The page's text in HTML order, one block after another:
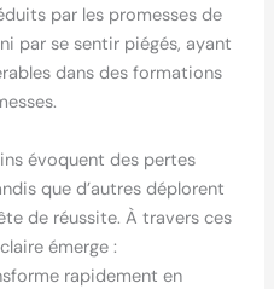
par les promesses de
par se sentir piégés, ayant
dans des formations
évoquent des pertes
que d’autres déplorent
de réussite. À travers ces
émerge :
rapidement en